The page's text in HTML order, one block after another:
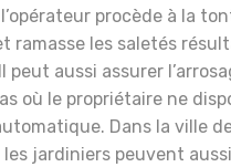
procède à la
ramasse les saletés
peut aussi assurer
où le propriétaire ne
Dans la ville
les jardiniers peuvent